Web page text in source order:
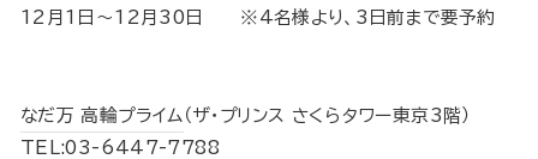
12月1日～12月30日 ※4名様より、3日前まで要予約
なだ万 高輪プライム （ザ・プリンス さくらタワー東京3階）
TEL:03-6447-7788